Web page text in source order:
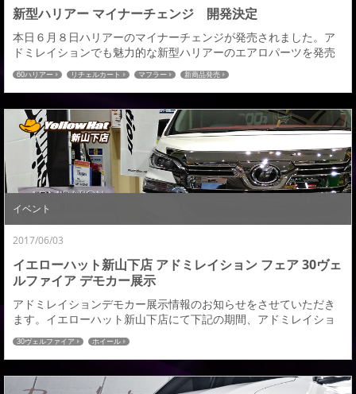
新型ハリアー マイナーチェンジ 開発決定
本日６月８日ハリアーのマイナーチェンジが発売されました。ア
ドミレイションでも魅力的な新型ハリアーのエアロパーツを発売
出来るよう開発が決まりました。今回のマイナーチェンジでデザ
インでの大きな変更がないもののロアグリルの開口面積が増えた
ことで全体的に水平基調な印象が増して迫力あるフォルム感が高
まり一段と個性を強調したデザインになりましたね。 ターボ車が
追加されSUVでも走りの選択肢が増える等、グレード...
60ハリアー リチェルカート マフラー 新商品発売
イベント
2017/06/03
イエローハット新山下店 アドミレイション フェア 30ヴェ
ルファイア デモカー展示
アドミレイションデモカー展示情報のお知らせをさせていただき
ます。イエローハット新山下店にて下記の期間、アドミレイショ
ンデモカーを展示いたします。通常よりもお買い得なキャンペー
ンを行っておりますので是非、皆さまお立ちよりいただければと
思います。 期間：６月３日（土）～６月１１日（日） 装着ホイー
ルはアミスタット ライエンＭ０７とＳ０５を装着。マシニングに
30ヴェルファイア ホイール